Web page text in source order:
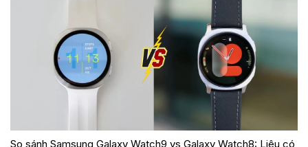
So sánh Samsung Galaxy Watch9 vs Galaxy Watch8: Liệu có